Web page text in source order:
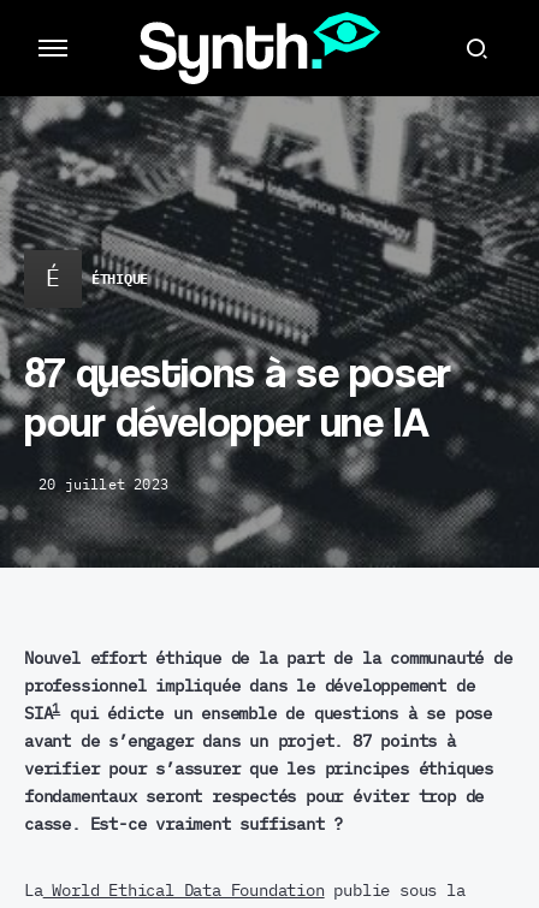
É ÉTHIQUE
87 questions à se poser
pour développer une IA
20 juillet 2023
Nouvel effort éthique de la part de la communauté de
professionnel impliquée dans le développement de
SIA1
qui édicte un ensemble de questions à se pose
avant de s’engager dans un projet. 87 points à
verifier pour s’assurer que les principes éthiques
fondamentaux seront respectés pour éviter trop de
casse. Est-ce vraiment suffisant ?
LaWorld Ethical Data Foundation publie sous la